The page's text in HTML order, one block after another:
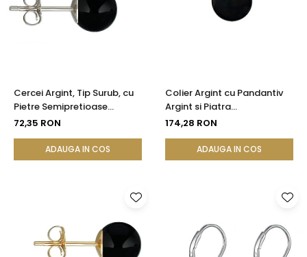
Seturi Perle cu Argint
Brățări cu Perle
Cercei Argint, Tip Surub, cu
Pietre Semipretioase
Naturale de Onix de 8 mm
72,35 RON
ADAUGA IN COS
Colier Argint cu Pandantiv
Argint si Piatra
Semipretioasa Naturala de
174,28 RON
ADAUGA IN COS